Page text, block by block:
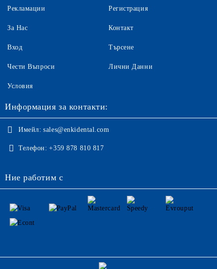
Рекламации
За Нас
Вход
Чести Въпроси
Регистрация
Контакт
Търсене
Лични Данни
Условия
Информация за контакти:
Имейл: sales@enkidental.com
Телефон: +359 878 810 817
Ние работим с